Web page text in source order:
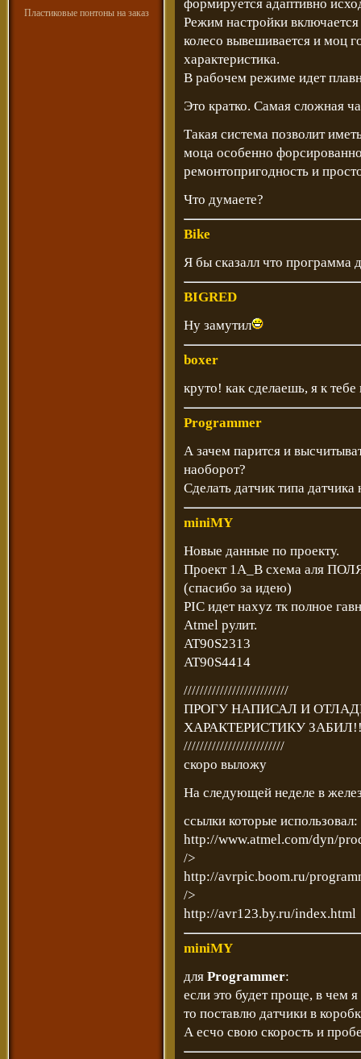
Пластиковые понтоны на заказ
формируется адаптивно
Режим настройки
колесо вывешивается и моц
характеристика.
В рабочем режиме идет
Это кратко. Самая сложная
Такая система позволит
моца особенно
ремонтопригодность и
Что думаете?
Bike
Я бы сказалл что программа
BIGRED
Ну замутил
boxer
круто! как сделаешь, я к
Programmer
А зачем парится и
наоборот?
Сделать датчик типа датчика
miniMY
Новые данные по проекту.
Проект 1A_B схема аля
(спасибо за идею)
PIC идет наxyz тк полное
Atmel рулит.
AT90S2313
AT90S4414
//////////////////////////
ПРОГУ НАПИСАЛ И
ХАРАКТЕРИСТИКУ
/////////////////////////
скоро выложу
На следующей неделе в
ссылки которые использовал:
http://www.atmel.com/dyn/
/>
http://avrpic.boom.ru/
/>
http://avr123.by.ru/index.html
miniMY
для Programmer:
если это будет проще, в чем
то поставлю датчики в
А есчо свою скорость и